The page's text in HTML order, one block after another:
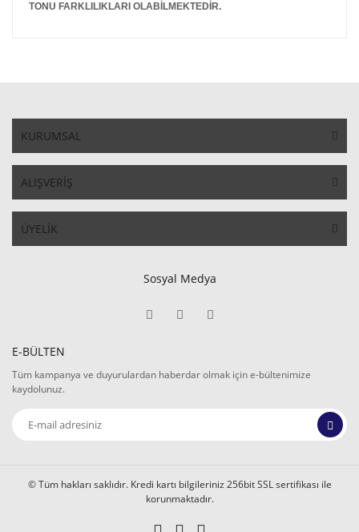
TONU FARKLILIKLARI OLABİLMEKTEDİR.
KURUMSAL
ALIŞVERİŞ
ÜYELİK
Sosyal Medya
E-BÜLTEN
Tüm kampanya ve duyurulardan haberdar olmak için e-bültenimize
kaydolunuz.
© Tüm hakları saklıdır. Kredi kartı bilgileriniz 256bit SSL sertifikası ile
korunmaktadır.